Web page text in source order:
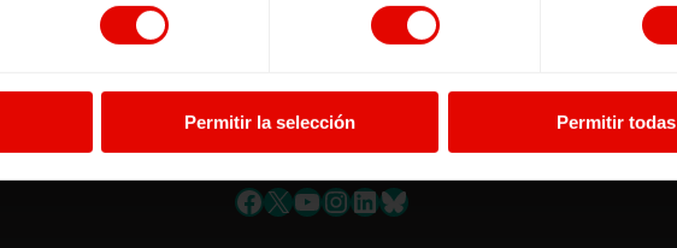
Permitir la selección Permitir todas
de niñas
Facebook
X YouTube
Instagram
LinkedIn
Bluesky